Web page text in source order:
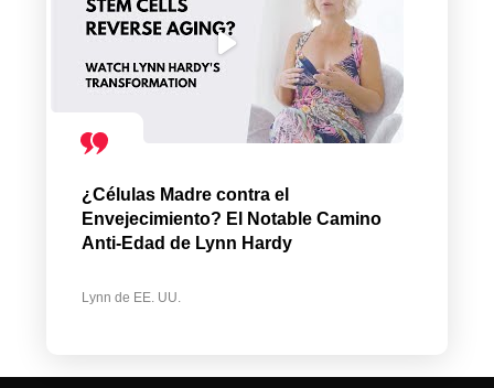
¿Células Madre contra el
Envejecimiento? El Notable Camino
Anti-Edad de Lynn Hardy
Lynn de EE. UU.